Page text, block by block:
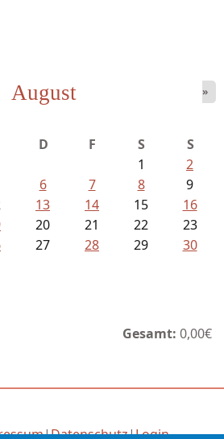
der...
August »
D F S
S
1
2
6 7 8
9
13 14 15
16
20 21 22
23
27 28 29
30
Gesamt: 0,00€
|Datenschutz|Login